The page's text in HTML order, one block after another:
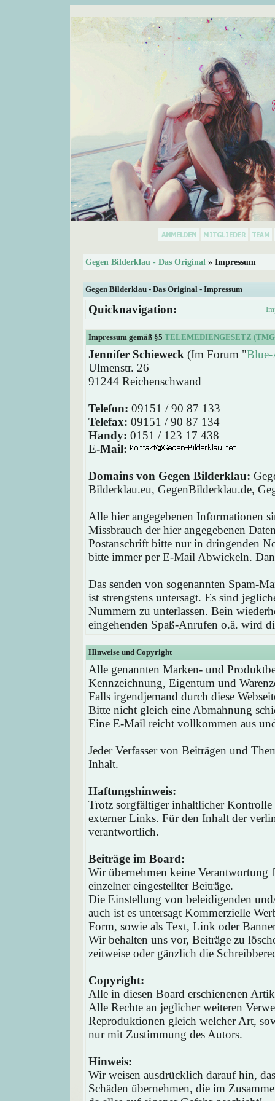
Gegen Bilderklau - Das Original » Impressum
Gegen Bilderklau - Das Original - Impressum
Quicknavigation:
Impressum gemäß §5 TELEMEDIENGESETZ
Jennifer Schieweck (Im Forum "
Ulmenstr. 26
91244 Reichenschwand
Telefon: 09151 / 90 87 133
Telefax: 09151 / 90 87 134
Handy: 0151 / 123 17 438
E-Mail:
Domains von Gegen Bilderklau:
Bilderklau.eu, GegenBilderklau.de,
Alle hier angegebenen Informationen
Missbrauch der hier angegebenen
Postanschrift bitte nur in dringenden
bitte immer per E-Mail Abwickeln.
Das senden von sogenannten Spam-
ist strengstens untersagt. Es sind
Nummern zu unterlassen. Bein
eingehenden Spaß-Anrufen o.ä. wird
Hinweise und Copyright
Alle genannten Marken- und
Kennzeichnung, Eigentum und
Falls irgendjemand durch diese
Bitte nicht gleich eine Abmahnung
Eine E-Mail reicht vollkommen aus
Jeder Verfasser von Beiträgen und
Inhalt.
Haftungshinweis:
Trotz sorgfältiger inhaltlicher
externer Links. Für den Inhalt der
verantwortlich.
Beiträge im Board:
Wir übernehmen keine
einzelner eingestellter Beiträge.
Die Einstellung von beleidigenden
auch ist es untersagt Kommerzielle
Form, sowie als Text, Link oder
Wir behalten uns vor, Beiträge zu
zeitweise oder gänzlich die
Copyright:
Alle in diesen Board erschienenen
Alle Rechte an jeglicher weiteren
Reproduktionen gleich welcher Art,
nur mit Zustimmung des Autors.
Hinweis:
Wir weisen ausdrücklich darauf hin,
Schäden übernehmen, die im